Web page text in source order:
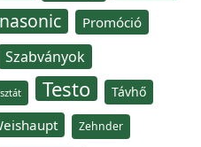
Promóció
Szabványok
Testo Távhő
Zehnder